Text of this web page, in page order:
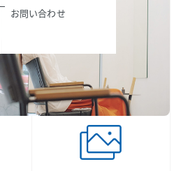
お問い合わせ